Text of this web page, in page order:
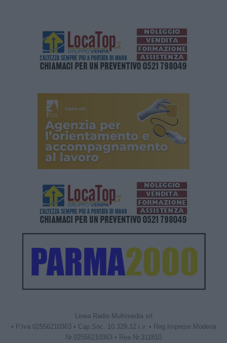
Linea Radio Multimedia srl
• P.Iva 02556210363 • Cap.Soc. 10.329,12 i.v. • Reg.Imprese Modena
Nr.02556210363 • Rea Nr.311810